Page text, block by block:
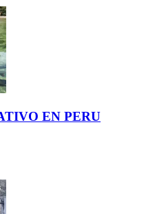
EN PERU